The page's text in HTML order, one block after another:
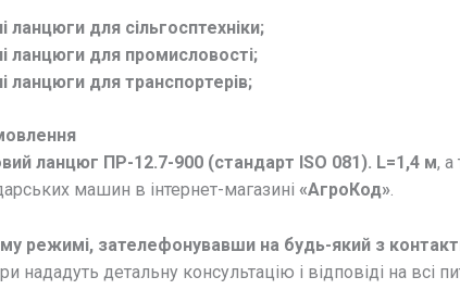
ланцюги для сільгосптехніки;
ланцюги для промисловості;
ланцюги для транспортерів;
ланцюг ПР-12.7-900 (стандарт ISO 081). L=1,4 м, а
машин в інтернет-магазині «АгроКод».
режимі, зателефонувавши на будь-який з
нададуть детальну консультацію і відповіді на всі